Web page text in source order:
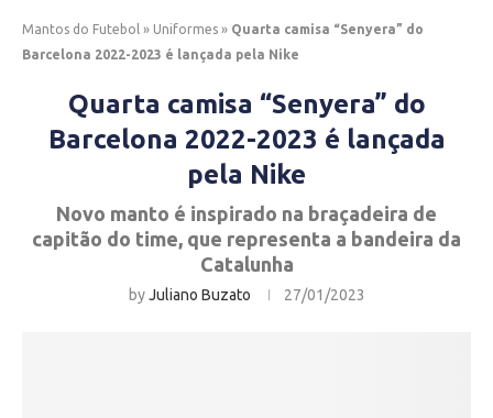
Mantos do Futebol » Uniformes » Quarta camisa “Senyera” do
Barcelona 2022-2023 é lançada pela Nike
Quarta camisa “Senyera” do
Barcelona 2022-2023 é lançada
pela Nike
Novo manto é inspirado na braçadeira de
capitão do time, que representa a bandeira da
Catalunha
byJuliano Buzato 27/01/2023